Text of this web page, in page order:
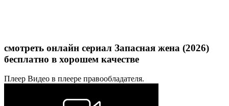
смотреть онлайн сериал Запасная жена (2026)
бесплатно в хорошем качестве
Плеер Видео в плеере правообладателя.